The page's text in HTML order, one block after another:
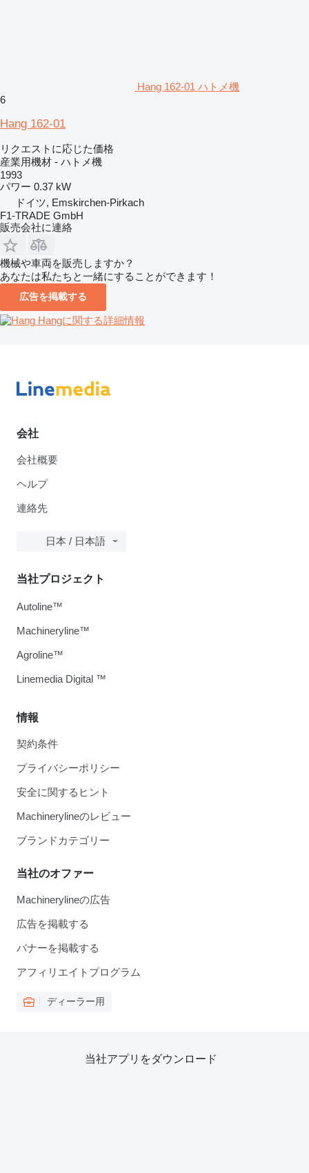
Hang 162-01 ハトメ機
6
Hang 162-01
リクエストに応じた価格
産業用機材 - ハトメ機
1993
パワー 0.37 kW
ドイツ, Emskirchen-Pirkach
F1-TRADE GmbH
販売会社に連絡
機械や車両を販売しますか？
あなたは私たちと一緒にすることができます！
広告を掲載する
Hangに関する詳細情報
会社
会社概要
ヘルプ
連絡先
日本 / 日本語
情報
契約条件
プライバシーポリシー
安全に関するヒント
Machinerylineのレビュー
ブランドカテゴリー
当社のオファー
Machinerylineの広告
広告を掲載する
バナーを掲載する
アフィリエイトプログラム
ディーラー用
当社プロジェクト
Autoline™
Machineryline™
Agroline™
Linemedia Digital ™
当社アプリをダウンロード